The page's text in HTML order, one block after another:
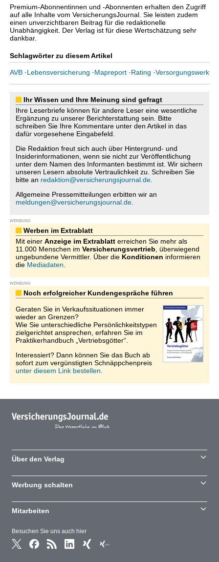
Premium-Abonnentinnen und -Abonnenten erhalten den Zugriff
auf alle Inhalte vom VersicherungsJournal. Sie leisten zudem
einen unverzichtbaren Beitrag für die redaktionelle
Unabhängigkeit. Der Verlag ist für diese Wertschätzung sehr
dankbar.
Schlagwörter zu diesem Artikel
AVB ·Lebensversicherung ·Mapreport ·Rating ·Versorgungswerk
Ihr Wissen und Ihre Meinung sind gefragt
Ihre Leserbriefe können für andere Leser eine wesentliche
Ergänzung zu unserer Berichterstattung sein. Bitte
schreiben Sie Ihre Kommentare unter den Artikel in das
dafür vorgesehene Eingabefeld.
Die Redaktion freut sich auch über Hintergrund- und
Insiderinformationen, wenn sie nicht zur Veröffentlichung
unter dem Namen des Informanten bestimmt ist. Wir sichern
unseren Lesern absolute Vertraulichkeit zu. Schreiben Sie
bitte an redaktion@versicherungsjournal.de
Allgemeine Pressemitteilungen erbitten wir an
meldungen@versicherungsjournal.de
WERBUNG
Werben im Extrablatt
Mit einer Anzeige im Extrablatt erreichen Sie mehr als
11.000 Menschen im Versicherungsvertrieb , überwiegend
ungebundene Vermittler. Über die Konditionen informieren
die Mediadaten
WERBUNG
Noch erfolgreicher Kundengespräche führen
Geraten Sie in Verkaufssituationen immer
wieder an Grenzen?
Wie Sie unterschiedliche Persönlichkeitstypen
zielgerichtet ansprechen, erfahren Sie im
Praktikerhandbuch „Vertriebsgötter“.
Interessiert? Dann können Sie das Buch ab
sofort zum vergünstigten Schnäppchenpreis
unter diesem Link bestellen.
Besuchen Sie uns auch hier
Über den Verlag
Werbung schalten
Mitarbeiten